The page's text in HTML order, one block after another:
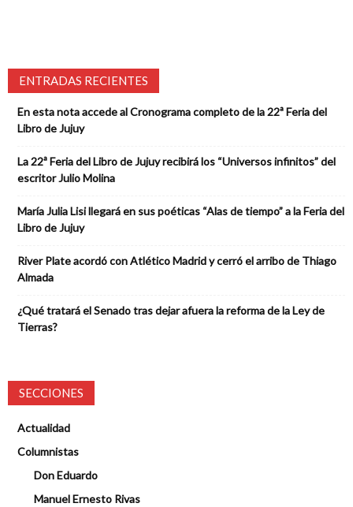
ENTRADAS RECIENTES
En esta nota accede al Cronograma completo de la 22ª Feria del
Libro de Jujuy
La 22ª Feria del Libro de Jujuy recibirá los “Universos infinitos” del
escritor Julio Molina
María Julia Lisi llegará en sus poéticas “Alas de tiempo” a la Feria del
Libro de Jujuy
River Plate acordó con Atlético Madrid y cerró el arribo de Thiago
Almada
¿Qué tratará el Senado tras dejar afuera la reforma de la Ley de
Tierras?
SECCIONES
Actualidad
Columnistas
Don Eduardo
Manuel Ernesto Rivas